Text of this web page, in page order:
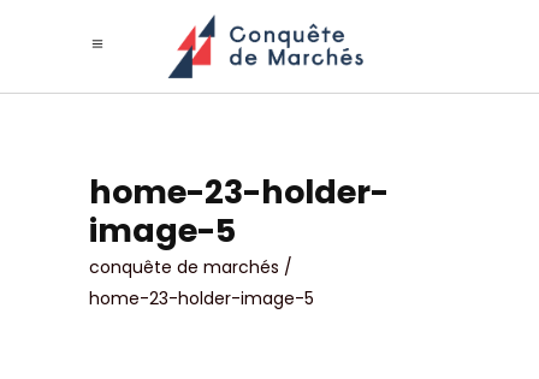
home-23-holder-
image-5
conquête de marchés /
home-23-holder-image-5